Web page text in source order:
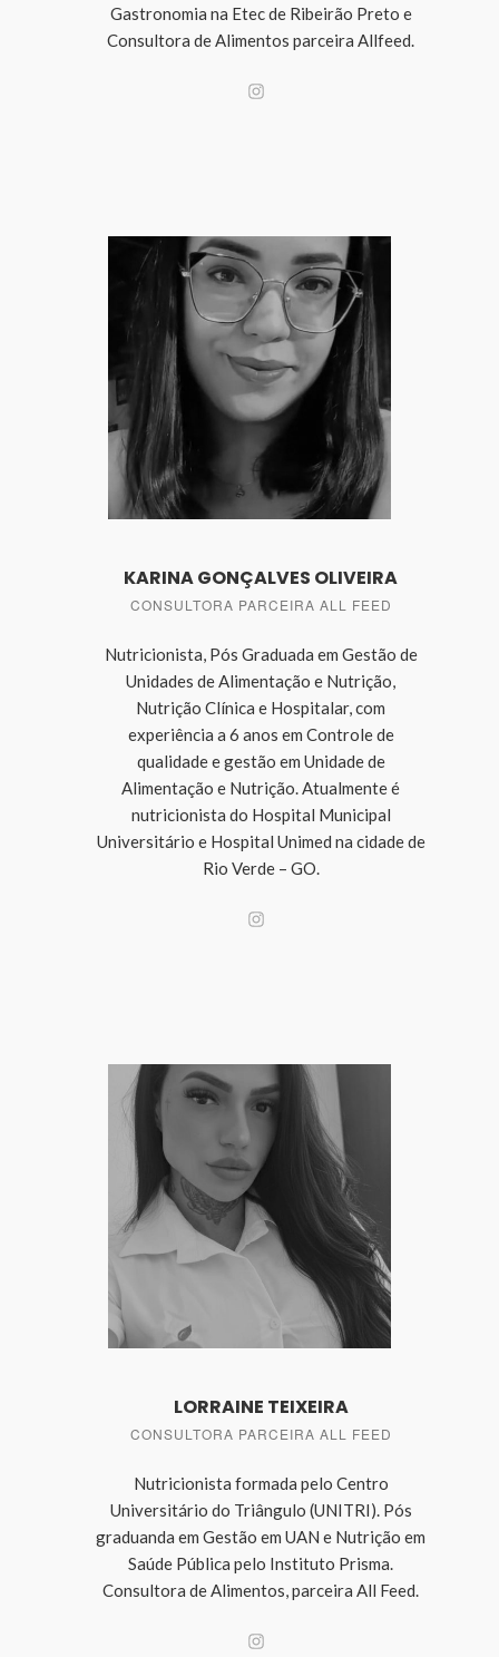
Gastronomia na Etec de Ribeirão Preto e
Consultora de Alimentos parceira Allfeed.
KARINA GONÇALVES OLIVEIRA
CONSULTORA PARCEIRA ALL FEED
Nutricionista, Pós Graduada em Gestão de
Unidades de Alimentação e Nutrição,
Nutrição Clínica e Hospitalar, com
experiência a 6 anos em Controle de
qualidade e gestão em Unidade de
Alimentação e Nutrição. Atualmente é
nutricionista do Hospital Municipal
Universitário e Hospital Unimed na cidade de
Rio Verde – GO.
LORRAINE TEIXEIRA
CONSULTORA PARCEIRA ALL FEED
Nutricionista formada pelo Centro
Universitário do Triângulo (UNITRI). Pós
graduanda em Gestão em UAN e Nutrição em
Saúde Pública pelo Instituto Prisma.
Consultora de Alimentos, parceira All Feed.